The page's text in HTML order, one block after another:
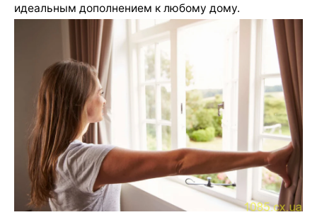
идеальным дополнением к любому дому.